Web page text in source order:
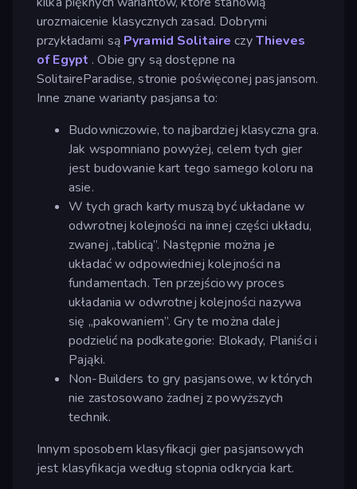
urozmaicenie klasycznych zasad. Dobrymi
przykładami są Pyramid Solitaire czyThieves
of Egypt . Obie gry są dostępne na
SolitaireParadise, stronie poświęconej pasjansom.
Inne znane warianty pasjansa to:
Budowniczowie, to najbardziej klasyczna gra.
Jak wspomniano powyżej, celem tych gier
jest budowanie kart tego samego koloru na
asie.
W tych grach karty muszą być układane w
odwrotnej kolejności na innej części układu,
zwanej „tablicą”. Następnie można je
układać w odpowiedniej kolejności na
fundamentach. Ten przejściowy proces
układania w odwrotnej kolejności nazywa
się „pakowaniem”. Gry te można dalej
podzielić na podkategorie: Blokady, Planiści i
Pająki.
Non-Builders to gry pasjansowe, w których
nie zastosowano żadnej z powyższych
technik.
Innym sposobem klasyfikacji gier pasjansowych
jest klasyfikacja według stopnia odkrycia kart.